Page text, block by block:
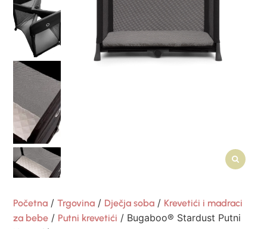
Početna /Trgovina / Dječja soba / Krevetići i madraci
za bebe / Putni krevetići / Bugaboo® Stardust Putni